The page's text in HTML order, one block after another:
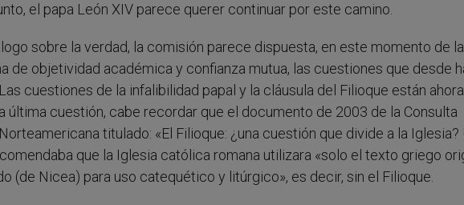
el papa León XIV parece querer continuar por este camino.
sobre la verdad, la comisión parece dispuesta, en este momento de
de objetividad académica y confianza mutua, las cuestiones que desde
cuestiones de la infalibilidad papal y la cláusula del Filioque están ahora
última cuestión, cabe recordar que el documento de 2003 de la Consulta
titulado: «El Filioque: ¿una cuestión que divide a la Iglesia?
que la Iglesia católica romana utilizara «solo el texto griego
(de Nicea) para uso catequético y litúrgico», es decir, sin el Filioque.